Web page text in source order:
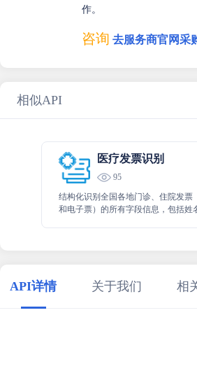
作。
咨询 去服务商官网采
相似API
医疗发票识别
95
结构化识别全国各地门诊、住院发票
和电子票）的所有字段信息，包括姓
API详情 关于我们 相